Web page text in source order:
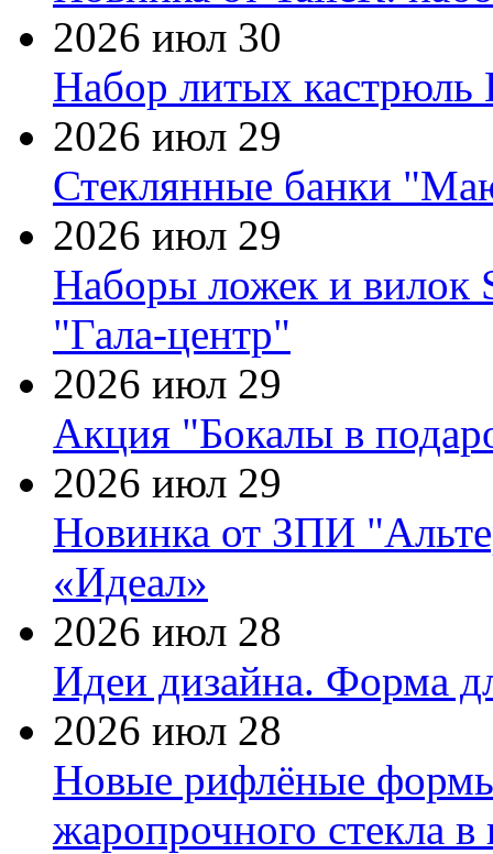
2026 июл 30
Набор литых кастрюль
2026 июл 29
Стеклянные банки
2026 июл 29
Наборы ложек и вилок
"Гала-центр"
2026 июл 29
Акция "Бокалы в
2026 июл 29
Новинка от ЗПИ
«Идеал»
2026 июл 28
Идеи дизайна. Форма
2026 июл 28
Новые рифлёные формы
жаропрочного стекла